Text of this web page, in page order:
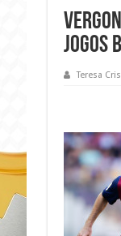
jogos
Teresa